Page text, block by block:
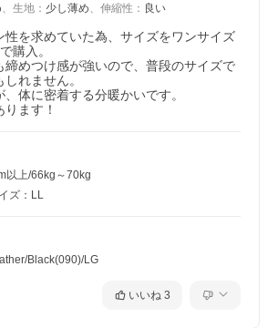
、 生地 ： 少し薄め、 伸縮性 ： 良い
性を求めていた為、サイズをワンサイズ
購入。
締めつけ感が強いので、普段のサイズで
れません。
体に密着する分暖かいです。
ます！
以上/66kg～70kg
ズ：LL
Black(090)/LG
いいね 3